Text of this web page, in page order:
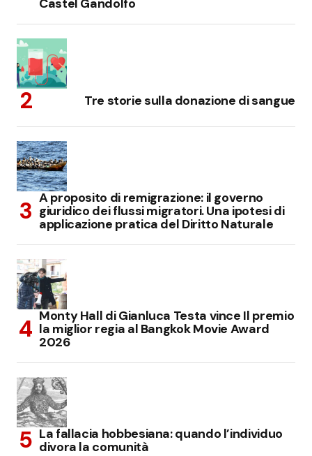
Tre storie sulla donazione di sangue
A proposito di remigrazione: il governo
giuridico dei flussi migratori. Una ipotesi di
applicazione pratica del Diritto Naturale
Monty Hall di Gianluca Testa vince Il premio
la miglior regia al Bangkok Movie Award
2026
La fallacia hobbesiana: quando l’individuo
divora la comunità